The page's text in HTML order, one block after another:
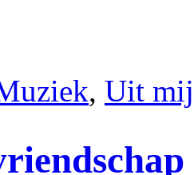
, Uit